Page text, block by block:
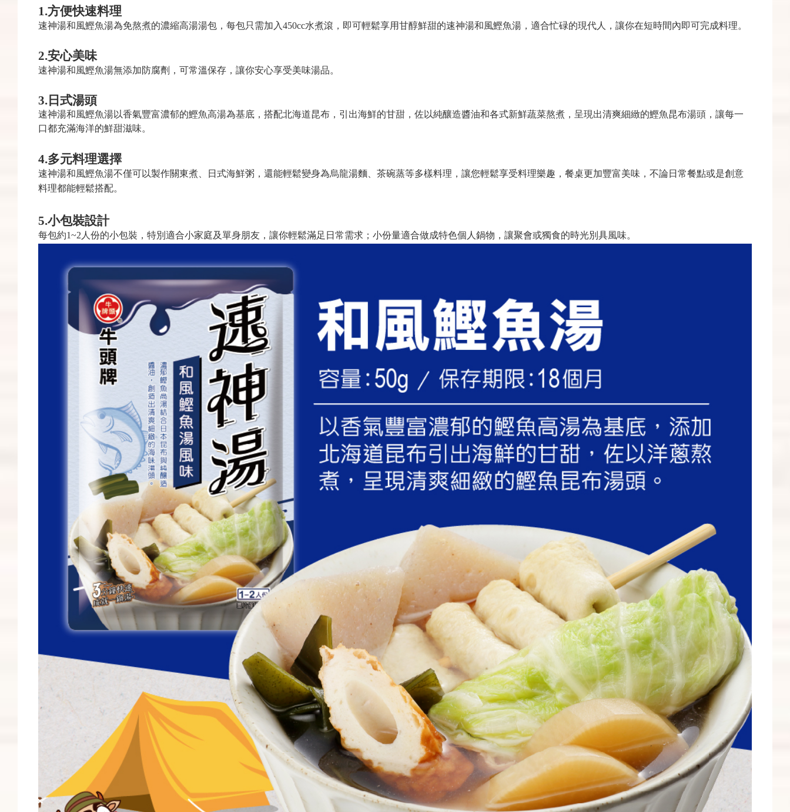
1.方便快速料理
速神湯和風鰹魚湯為免熬煮的濃縮高湯湯包，每包只需加入450cc水煮滾，即可輕鬆享用甘醇鮮甜的速神湯和風鰹魚湯，適合忙碌的現代人，讓你在短時間內即可完成料理。
2.安心美味
速神湯和風鰹魚湯無添加防腐劑，可常溫保存，讓你安心享受美味湯品。
3. 日式湯頭
速神湯和風鰹魚湯以香氣豐富濃郁的鰹魚高湯為基底，搭配北海道昆布，引出海鮮的甘甜，佐以純釀造醬油和各式新鮮蔬菜熬煮，呈現出清爽細緻的鰹魚昆布湯頭，讓每一
口都充滿海洋的鮮甜滋味。
4.多元料理選擇
速神湯和風鰹魚湯不僅可以製作關東煮、日式海鮮粥，還能輕鬆變身為烏龍湯麵、茶碗蒸等多樣料理 ，讓您輕鬆享受料理樂趣，餐桌更加豐富美味，不論日常餐點或是創意
料理都能輕鬆搭配。
5.小包裝設計
每包約1~2人份的小包裝，特別適合小家庭及單身朋友，讓你輕鬆滿足日常需求；小份量適合做成特色個人鍋物，讓聚會或獨食的時光別具風味。